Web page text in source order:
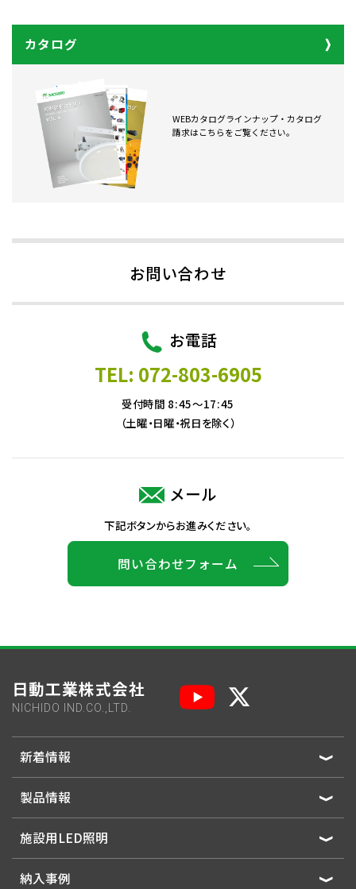
カタログ
WEBカタログラインナップ・カタログ
請求はこちらをご覧ください。
お問い合わせ
お電話
TEL: 072-803-6905
受付時間 8:45～17:45
（土曜・日曜・祝日を除く）
メール
下記ボタンからお進みください。
問い合わせフォーム
日動工業株式会社
NICHIDO IND.CO.,LTD.
新着情報
製品情報
施設用LED照明
納入事例